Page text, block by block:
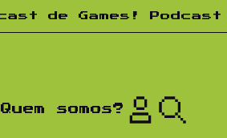
Games! Podcast de
Quem somos?